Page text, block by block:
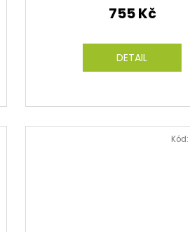
755 Kč
DETAIL
Kód: